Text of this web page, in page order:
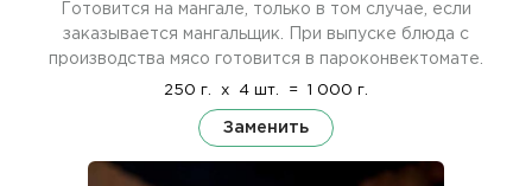
Готовится на мангале, только в том случае, если
заказывается мангальщик. При выпуске блюда с
производства мясо готовится в пароконвектомате.
250 г. x 4 шт. = 1 000 г.
Заменить